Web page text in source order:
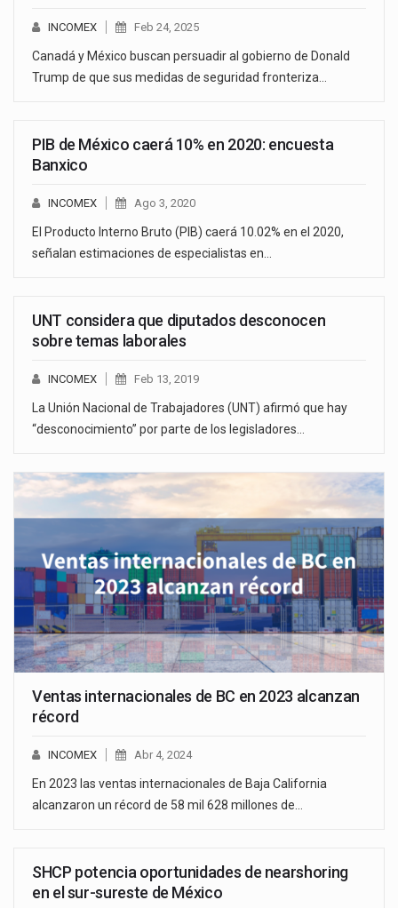
INCOMEX Feb 24, 2025
Canadá y México buscan persuadir al gobierno de Donald
Trump de que sus medidas de seguridad fronteriza…
PIB de México caerá 10% en 2020: encuesta
Banxico
INCOMEX Ago 3, 2020
El Producto Interno Bruto (PIB) caerá 10.02% en el 2020,
señalan estimaciones de especialistas en…
UNT considera que diputados desconocen
sobre temas laborales
INCOMEX Feb 13, 2019
La Unión Nacional de Trabajadores (UNT) afirmó que hay
“desconocimiento” por parte de los legisladores…
Ventas internacionales de BC en 2023 alcanzan
récord
INCOMEX Abr 4, 2024
En 2023 las ventas internacionales de Baja California
alcanzaron un récord de 58 mil 628 millones de…
SHCP potencia oportunidades de nearshoring
en el sur-sureste de México